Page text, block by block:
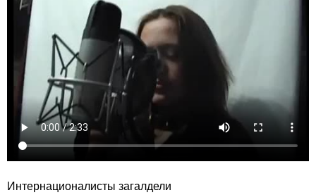
Интернационалисты загалдели